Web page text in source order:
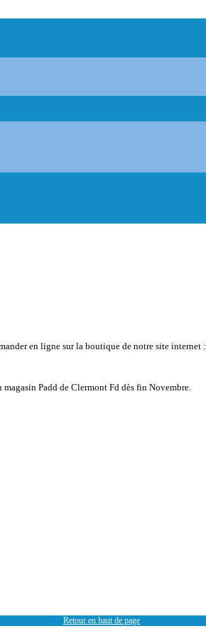
en ligne sur la boutique de notre site internet :
Padd de Clermont Fd dès fin Novembre.
Retour en haut de page